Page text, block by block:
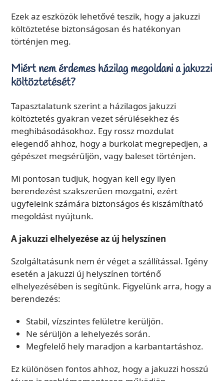
Ezek az eszközök lehetővé teszik, hogy a jakuzzi
költöztetése biztonságosan és hatékonyan
történjen meg.
Miért nem érdemes házilag megoldani a jakuzzi
költöztetését?
Tapasztalatunk szerint a házilagos jakuzzi
költöztetés gyakran vezet sérülésekhez és
meghibásodásokhoz. Egy rossz mozdulat
elegendő ahhoz, hogy a burkolat megrepedjen, a
gépészet megsérüljön, vagy baleset történjen.
Mi pontosan tudjuk, hogyan kell egy ilyen
berendezést szakszerűen mozgatni, ezért
ügyfeleink számára biztonságos és kiszámítható
megoldást nyújtunk.
A jakuzzi elhelyezése az új helyszínen
Szolgáltatásunk nem ér véget a szállítással. Igény
esetén a jakuzzi új helyszínen történő
elhelyezésében is segítünk. Figyelünk arra, hogy a
berendezés:
Stabil, vízszintes felületre kerüljön.
Ne sérüljön a lehelyezés során.
Megfelelő hely maradjon a karbantartáshoz.
Ez különösen fontos ahhoz, hogy a jakuzzi hosszú